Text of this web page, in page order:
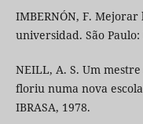
IMBERNÓN, F.
universidad. São
NEILL, A. S. Um
floriu numa nova
IBRASA, 1978.